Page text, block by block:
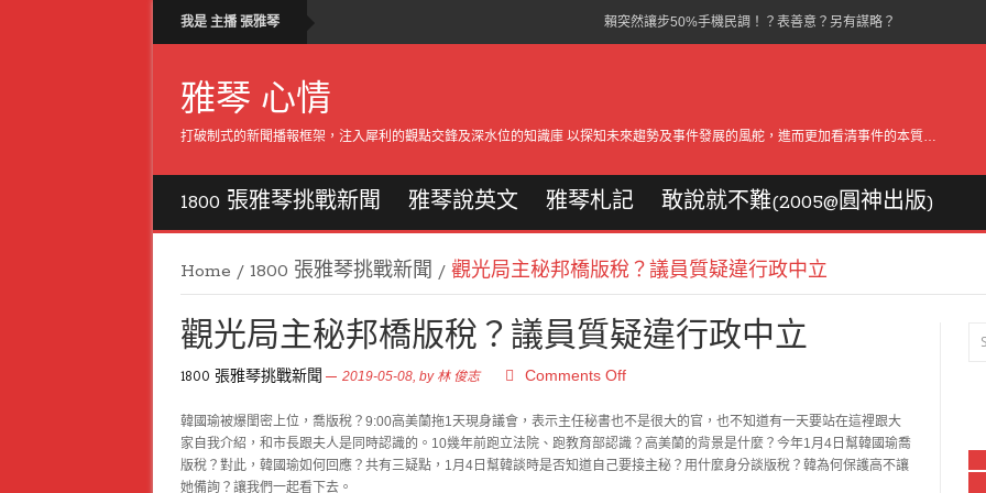
我是 主播 張雅琴 賴突然讓步50%手機民調！？表善意？另有謀略？
與韓勢不兩立 黃光芹再批韓花天酒地
周年記者會手牌打不完 一減稅二批馬三國防
同婚專法敲槌三讀！4萬人雨中相擁成淚海
轟韓落跑詐欺 楊道歉拋”南韓北郭”才完美
雅琴 心情
打破制式的新聞播報框架，注入犀利的觀點交鋒及深水位的知識庫 以探知未來趨勢及事件發展的風舵，進而更加看清事件的本質…
1800 張雅琴挑戰新聞 雅琴說英文 雅琴札記 敢說就不難(2005@圓神出版)
Home / 1800 張雅琴挑戰新聞 / 觀光局主秘邦橋版稅？議員質疑違行政中立
觀光局主秘邦橋版稅？議員質疑違行政中立
1800 張雅琴挑戰新聞 2019-05-08, by 林 俊志 Comments Off
韓國瑜被爆閨密上位，喬版稅？9:00高美蘭拖1天現身議會，表示主任秘書也不是很大的官，也不知道有一天要站在這裡跟大
家自我介紹，和市長跟夫人是同時認識的。10幾年前跑立法院、跑教育部認識？高美蘭的背景是什麼？今年1月4日幫韓國瑜喬
版稅？對此，韓國瑜如何回應？共有三疑點，1月4日幫韓談時是否知道自己要接主秘？用什麼身分談版稅？韓為何保護高不讓
她備詢？讓我們一起看下去。